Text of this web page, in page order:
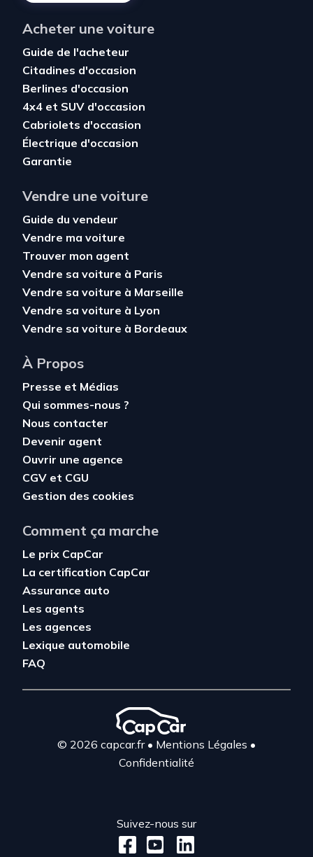
Acheter une voiture
Guide de l'acheteur
Citadines d'occasion
Berlines d'occasion
4x4 et SUV d'occasion
Cabriolets d'occasion
Électrique d'occasion
Garantie
Vendre une voiture
Guide du vendeur
Vendre ma voiture
Trouver mon agent
Vendre sa voiture à Paris
Vendre sa voiture à Marseille
Vendre sa voiture à Lyon
Vendre sa voiture à Bordeaux
À Propos
Presse et Médias
Qui sommes-nous ?
Nous contacter
Devenir agent
Ouvrir une agence
CGV et CGU
Gestion des cookies
Comment ça marche
Le prix CapCar
La certification CapCar
Assurance auto
Les agents
Les agences
Lexique automobile
FAQ
© 2026 capcar.fr• Mentions Légales •
Confidentialité
Suivez-nous sur